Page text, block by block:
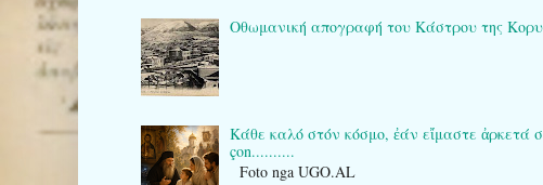
Οθωμανική απογραφή του Κάστρου της
Κάθε καλό στόν κόσμο, ἐάν εἴμαστε ἀρκετά
çon..........
Foto nga UGO.AL